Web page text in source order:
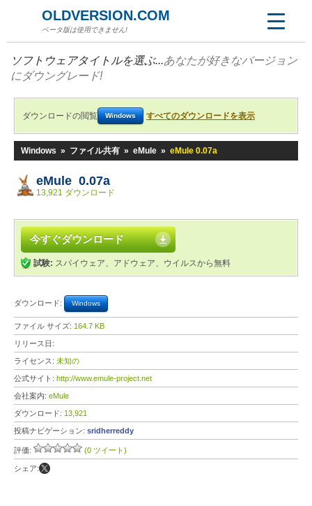
OLDVERSION.COM
ベータ版は使用できません!
ソフトウェアタイトルを選ぶ...あなたが好きなバージョン
にダウングレード!
ダウンロードの閲覧 Windows すべてのダウンロードを表示
Windows » ファイル共有 » eMule » eMule 0.07a
eMule 0.07a
13,921 ダウンロード
今すぐダウンロード
試験: スパイウェア、アドウェア、ウイルスから無料
ダウンロード: Windows
ファイル サイズ: 164.7 KB
リリース日:
ライセンス: 未知の
公式サイト: http://www.emule-project.net
会社案内: eMule
ダウンロード: 13,921
投稿ナビゲーション: sridherreddy
評価: (0 ツイート)
シェア: